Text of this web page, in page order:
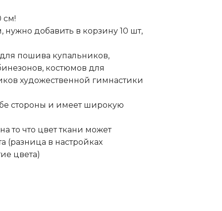
см!
нужно добавить в корзину 10 шт,
пошива купальников,
костюмов для
художественной гимнастики
стороны и имеет широкую
то что цвет ткани может
(разница в настройках
цвета)